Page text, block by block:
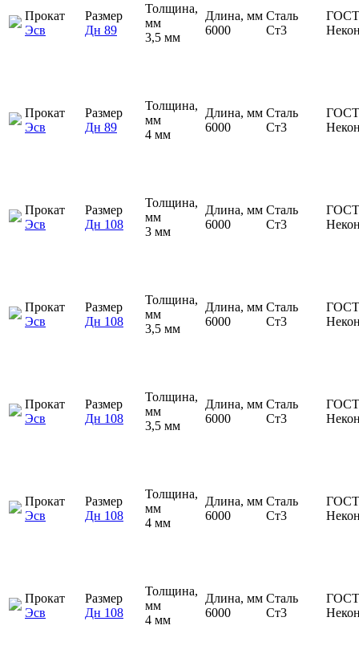
Прокат
Эсв
Размер
Дн 89
Толщина,
мм
3,5 мм
Длина, мм
6000
Сталь
Ст3
Прокат
Эсв
Размер
Дн 89
Толщина,
мм
4 мм
Длина, мм
6000
Сталь
Ст3
Прокат
Эсв
Размер
Дн 108
Толщина,
мм
3 мм
Длина, мм
6000
Сталь
Ст3
Прокат
Эсв
Размер
Дн 108
Толщина,
мм
3,5 мм
Длина, мм
6000
Сталь
Ст3
Прокат
Эсв
Размер
Дн 108
Толщина,
мм
3,5 мм
Длина, мм
6000
Сталь
Ст3
Прокат
Эсв
Размер
Дн 108
Толщина,
мм
4 мм
Длина, мм
6000
Сталь
Ст3
Прокат
Эсв
Размер
Дн 108
Толщина,
мм
4 мм
Длина, мм
6000
Сталь
Ст3